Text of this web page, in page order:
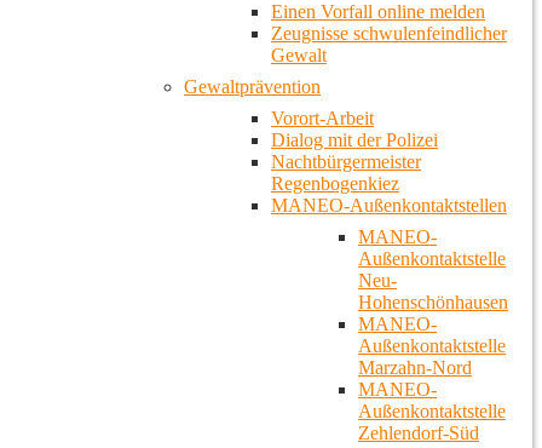
Einen Vorfall online melden
Zeugnisse schwulenfeindlicher
Gewalt
Gewaltprävention
Vorort-Arbeit
Dialog mit der Polizei
Nachtbürgermeister
Regenbogenkiez
MANEO-Außenkontaktstellen
MANEO-
Außenkontaktstelle
Neu-
Hohenschönhausen
MANEO-
Außenkontaktstelle
Marzahn-Nord
MANEO-
Außenkontaktstelle
Zehlendorf-Süd